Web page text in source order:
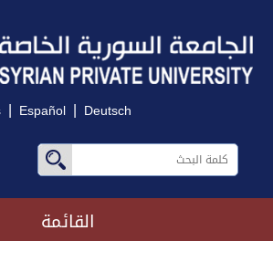
| Español | Deutsch
القائمة